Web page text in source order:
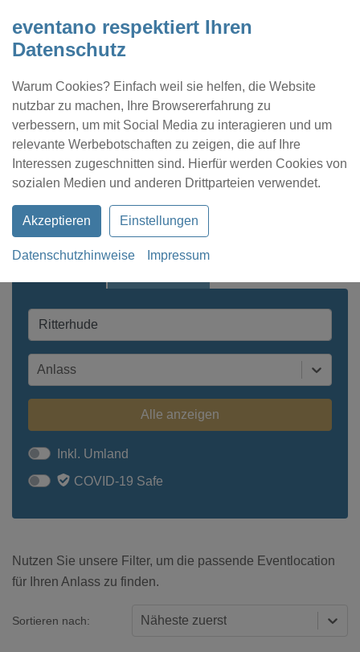
eventano respektiert Ihren
Datenschutz
Warum Cookies? Einfach weil sie helfen, die Website
nutzbar zu machen, Ihre Browsererfahrung zu
verbessern, um mit Social Media zu interagieren und um
relevante Werbebotschaften zu zeigen, die auf Ihre
Interessen zugeschnitten sind. Hierfür werden Cookies von
sozialen Medien und anderen Drittparteien verwendet.
Akzeptieren Einstellungen
Datenschutzhinweise Impressum
Kontakt Location eintragen Profil
Anlass
Alle anzeigen
Inkl. Umland
COVID-19 Safe
Nutzen Sie unsere Filter, um die passende Eventlocation
für Ihren Anlass zu finden.
Sortieren nach: Näheste zuerst